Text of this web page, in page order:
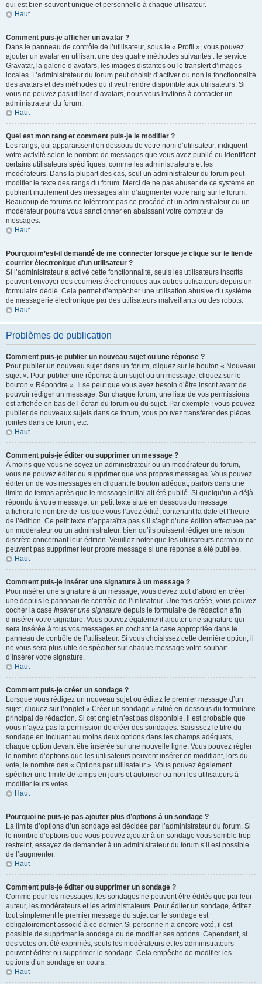
qui est bien souvent unique et personnelle à chaque utilisateur.
Haut
Comment puis-je afficher un avatar ?
Dans le panneau de contrôle de l’utilisateur, sous le « Profil », vous pouvez
ajouter un avatar en utilisant une des quatre méthodes suivantes : le service
Gravatar, la galerie d’avatars, les images distantes ou le transfert d’images
locales. L’administrateur du forum peut choisir d’activer ou non la fonctionnalité
des avatars et des méthodes qu’il veut rendre disponible aux utilisateurs. Si
vous ne pouvez pas utiliser d’avatars, nous vous invitons à contacter un
administrateur du forum.
Haut
Quel est mon rang et comment puis-je le modifier ?
Les rangs, qui apparaissent en dessous de votre nom d’utilisateur, indiquent
votre activité selon le nombre de messages que vous avez publié ou identifient
certains utilisateurs spécifiques, comme les administrateurs et les
modérateurs. Dans la plupart des cas, seul un administrateur du forum peut
modifier le texte des rangs du forum. Merci de ne pas abuser de ce système en
publiant inutilement des messages afin d’augmenter votre rang sur le forum.
Beaucoup de forums ne toléreront pas ce procédé et un administrateur ou un
modérateur pourra vous sanctionner en abaissant votre compteur de
messages.
Haut
Pourquoi m’est-il demandé de me connecter lorsque je clique sur le lien de
courrier électronique d’un utilisateur ?
Si l’administrateur a activé cette fonctionnalité, seuls les utilisateurs inscrits
peuvent envoyer des courriers électroniques aux autres utilisateurs depuis un
formulaire dédié. Cela permet d’empêcher une utilisation abusive du système
de messagerie électronique par des utilisateurs malveillants ou des robots.
Haut
Problèmes de publication
Comment puis-je publier un nouveau sujet ou une réponse ?
Pour publier un nouveau sujet dans un forum, cliquez sur le bouton « Nouveau
sujet ». Pour publier une réponse à un sujet ou un message, cliquez sur le
bouton « Répondre ». Il se peut que vous ayez besoin d’être inscrit avant de
pouvoir rédiger un message. Sur chaque forum, une liste de vos permissions
est affichée en bas de l’écran du forum ou du sujet. Par exemple : vous pouvez
publier de nouveaux sujets dans ce forum, vous pouvez transférer des pièces
jointes dans ce forum, etc.
Haut
Comment puis-je éditer ou supprimer un message ?
À moins que vous ne soyez un administrateur ou un modérateur du forum,
vous ne pouvez éditer ou supprimer que vos propres messages. Vous pouvez
éditer un de vos messages en cliquant le bouton adéquat, parfois dans une
limite de temps après que le message initial ait été publié. Si quelqu’un a déjà
répondu à votre message, un petit texte situé en dessous du message
affichera le nombre de fois que vous l’avez édité, contenant la date et l’heure
de l’édition. Ce petit texte n’apparaîtra pas s’il s’agit d’une édition effectuée par
un modérateur ou un administrateur, bien qu’ils puissent rédiger une raison
discrète concernant leur édition. Veuillez noter que les utilisateurs normaux ne
peuvent pas supprimer leur propre message si une réponse a été publiée.
Haut
Comment puis-je insérer une signature à un message ?
Pour insérer une signature à un message, vous devez tout d’abord en créer
une depuis le panneau de contrôle de l’utilisateur. Une fois créée, vous pouvez
cocher la case Insérer une signature depuis le formulaire de rédaction afin
d’insérer votre signature. Vous pouvez également ajouter une signature qui
sera insérée à tous vos messages en cochant la case appropriée dans le
panneau de contrôle de l’utilisateur. Si vous choisissez cette dernière option, il
ne vous sera plus utile de spécifier sur chaque message votre souhait
d’insérer votre signature.
Haut
Comment puis-je créer un sondage ?
Lorsque vous rédigez un nouveau sujet ou éditez le premier message d’un
sujet, cliquez sur l’onglet « Créer un sondage » situé en-dessous du formulaire
principal de rédaction. Si cet onglet n’est pas disponible, il est probable que
vous n’ayez pas la permission de créer des sondages. Saisissez le titre du
sondage en incluant au moins deux options dans les champs adéquats,
chaque option devant être insérée sur une nouvelle ligne. Vous pouvez régler
le nombre d’options que les utilisateurs peuvent insérer en modifiant, lors du
vote, le nombre des « Options par utilisateur ». Vous pouvez également
spécifier une limite de temps en jours et autoriser ou non les utilisateurs à
modifier leurs votes.
Haut
Pourquoi ne puis-je pas ajouter plus d’options à un sondage ?
La limite d’options d’un sondage est décidée par l’administrateur du forum. Si
le nombre d’options que vous pouvez ajouter à un sondage vous semble trop
restreint, essayez de demander à un administrateur du forum s’il est possible
de l’augmenter.
Haut
Comment puis-je éditer ou supprimer un sondage ?
Comme pour les messages, les sondages ne peuvent être édités que par leur
auteur, les modérateurs et les administrateurs. Pour éditer un sondage, éditez
tout simplement le premier message du sujet car le sondage est
obligatoirement associé à ce dernier. Si personne n’a encore voté, il est
possible de supprimer le sondage ou de modifier ses options. Cependant, si
des votes ont été exprimés, seuls les modérateurs et les administrateurs
peuvent éditer ou supprimer le sondage. Cela empêche de modifier les
options d’un sondage en cours.
Haut